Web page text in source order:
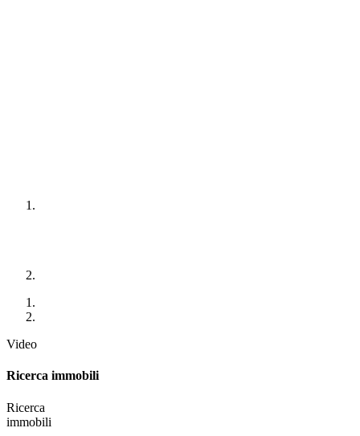
Video
Ricerca immobili
Ricerca
immobili